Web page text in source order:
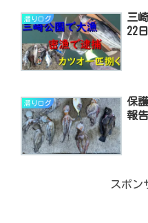
潜りログ
三
22日
潜りログ
保
報
スポン